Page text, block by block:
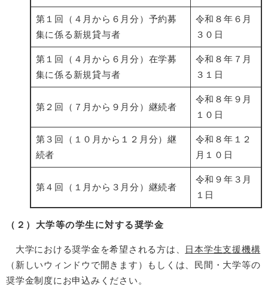
第１回（４月から６月分）予約募
集に係る新規貸与者
令和８年６月
３０日
第１回（４月から６月分）在学募
集に係る新規貸与者
令和８年７月
３１日
第２回（７月から９月分）継続者
令和８年９月
１０日
第３回（１０月から１２月分）継
続者
令和８年１２
月１０日
第４回（１月から３月分）継続者
令和９年３月
１日
（２）大学等の学生に対する奨学金
大学における奨学金を希望される方は、
日本学生支援機構
（新しいウィンドウで開きます）もしくは、民間・大学等の
奨学金制度にお申込みください。